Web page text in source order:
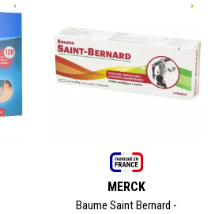
MERCK
Baume Saint Bernard -